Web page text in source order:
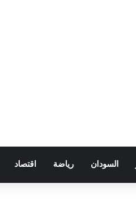
السودان رياضة اقتصاد